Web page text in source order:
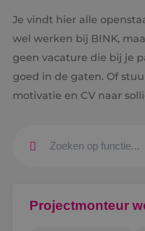
Je vindt hier alle
wel werken bij BINK,
geen vacature die bij je
goed in de gaten. Of
motivatie en CV naar
Projectmonteur